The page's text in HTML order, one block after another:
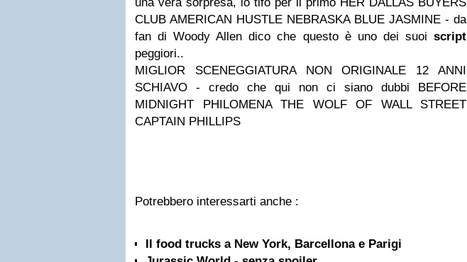
CLUB AMERICAN HUSTLE NEBRASKA BLUE JASMINE - da
fan di Woody Allen dico che questo è uno dei suoi script
peggiori..
MIGLIOR SCENEGGIATURA NON ORIGINALE
12 ANNI
SCHIAVO - credo che qui non ci siano dubbi
BEFORE
MIDNIGHT
PHILOMENA
THE WOLF OF WALL STREET
CAPTAIN PHILLIPS
Potrebbero interessarti anche :
Il food trucks a New York, Barcellona e Parigi